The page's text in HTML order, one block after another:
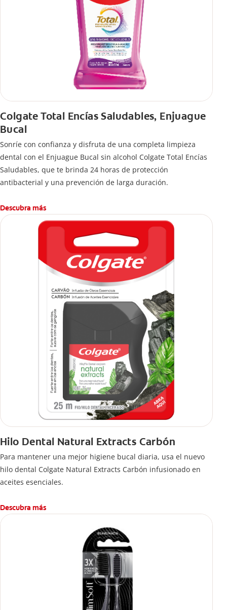
Colgate Total Encías Saludables, Enjuague
Bucal
Sonríe con confianza y disfruta de una completa limpieza
dental con el Enjuague Bucal sin alcohol Colgate Total Encías
Saludables, que te brinda 24 horas de protección
antibacterial y una prevención de larga duración.
Descubra más
Hilo Dental Natural Extracts Carbón
Para mantener una mejor higiene bucal diaria, usa el nuevo
hilo dental Colgate Natural Extracts Carbón infusionado en
aceites esenciales.
Descubra más